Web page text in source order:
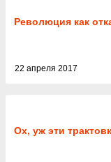
Революция как
22 апреля 2017
Ох, уж эти